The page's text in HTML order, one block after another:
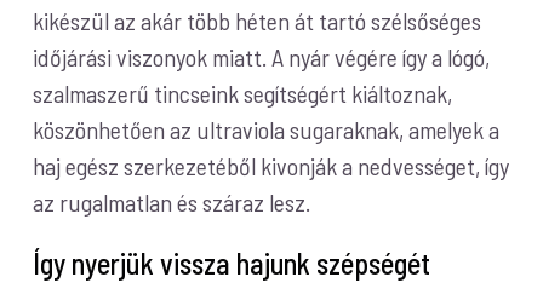
kikészül az akár több héten át tartó szélsőséges
időjárási viszonyok miatt. A nyár végére így a lógó,
szalmaszerű tincseink segítségért kiáltoznak,
köszönhetően az ultraviola sugaraknak, amelyek a
haj egész szerkezetéből kivonják a nedvességet, így
az rugalmatlan és száraz lesz.
Így nyerjük vissza hajunk szépségét